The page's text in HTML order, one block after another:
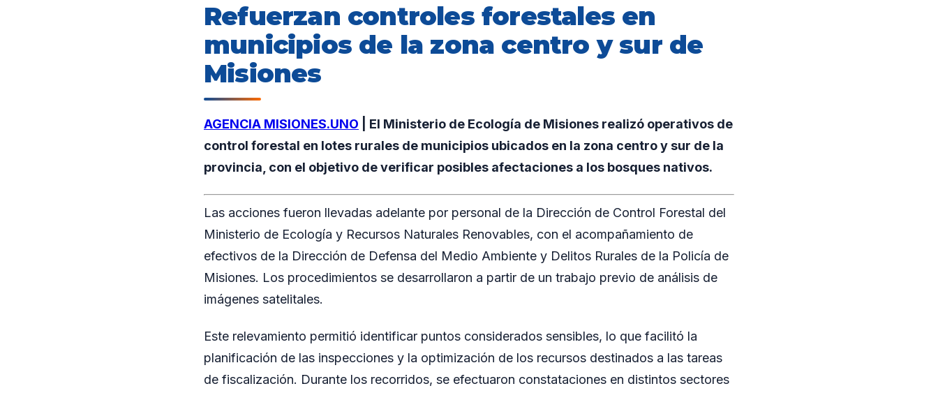
Refuerzan controles forestales en
municipios de la zona centro y sur de
Misiones
AGENCIA MISIONES.UNO | El Ministerio de Ecología de Misiones realizó operativos de
control forestal en lotes rurales de municipios ubicados en la zona centro y sur de la
provincia, con el objetivo de verificar posibles afectaciones a los bosques nativos.
Las acciones fueron llevadas adelante por personal de la Dirección de Control Forestal del
Ministerio de Ecología y Recursos Naturales Renovables, con el acompañamiento de
efectivos de la Dirección de Defensa del Medio Ambiente y Delitos Rurales de la Policía de
Misiones. Los procedimientos se desarrollaron a partir de un trabajo previo de análisis de
imágenes satelitales.
Este relevamiento permitió identificar puntos considerados sensibles, lo que facilitó la
planificación de las inspecciones y la optimización de los recursos destinados a las tareas
de fiscalización. Durante los recorridos, se efectuaron constataciones en distintos sectores